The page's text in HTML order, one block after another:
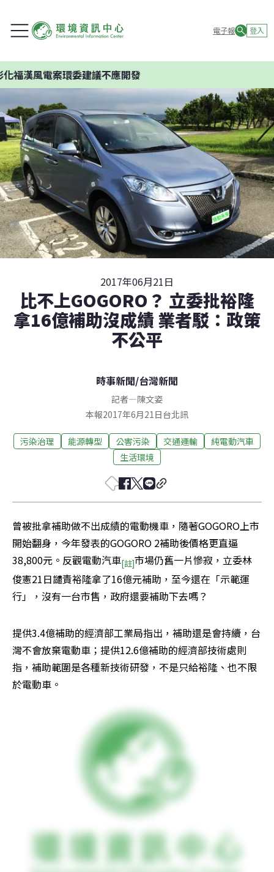
電子報 登入
電案環委建議不應開發
2017年06月21日
比不上GOGORO？ 立委批裕隆
拿16億補助沒成績 業者駁：政策
不公平
時事新聞/台灣新聞
記者—陳文姿
本報2017年6月21日台北訊
污染治理 能源轉型 公害污染 交通運輸
純電動汽車
生活環境
曾被批拿補助做不出成績的電動機車，隨著GOGORO上市
開始翻身，今年發表的GOGORO 2補助後價格更直逼
38,800元。反觀電動汽車[註]市場仍舊一片慘寂，立委林
俊憲21日譴責裕隆拿了16億元補助，至今還在「示範運
行」，沒有一台市售，政府還要補助下去嗎？
提供3.4億補助的經濟部工業局指出，補助還是會持續，台
灣不會放棄電動車；提供12.6億補助的經濟部技術處則
指，補助範圍是各種新技術研發，不是只給裕隆、也不限
於電動車。